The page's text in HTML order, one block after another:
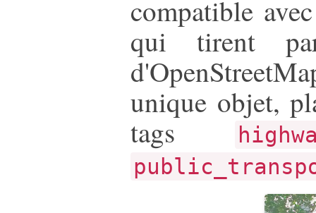
compatible
qui tirent
unique objet,
tags